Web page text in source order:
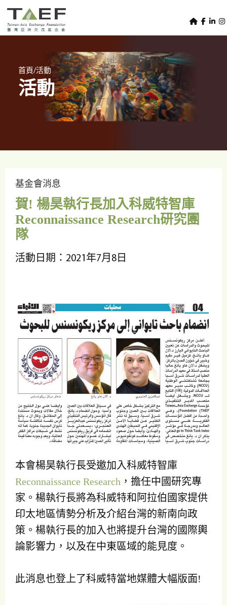
Skip to main content
TAEF
s
e
n
首頁/活動
活動
基金會消息
賀! 楊昊執行長加入科威特智庫
Reconnaissance Research研究團
隊
活動日期：2021年7月8日
本會楊昊執行長受邀加入科威特智庫
Reconnaissance Research ，擔任中國研究專
家。楊執行長將為科威特和阿拉伯國家提供
印太地區情勢分析及介紹台灣的新南向政
策。楊執行長的加入也將提升台灣的國際輿
論影響力，以及在中東區域的能見度。
此消息也登上了科威特當地媒體大幅版面!